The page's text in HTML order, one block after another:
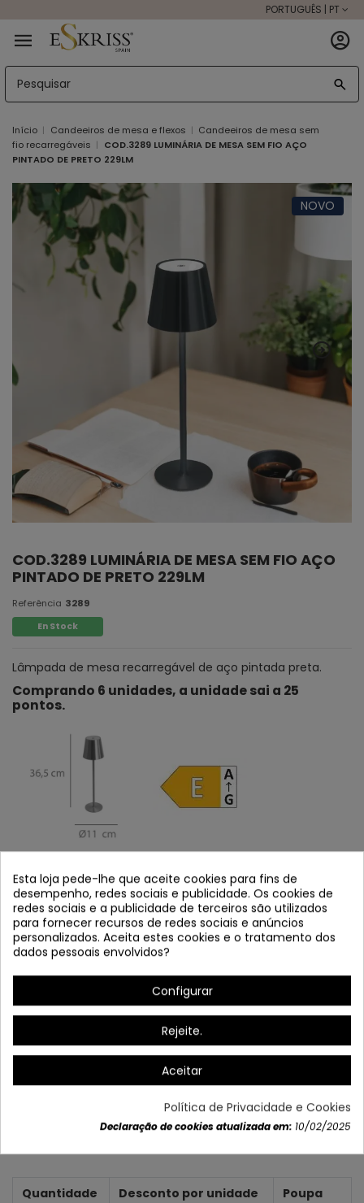
PORTUGUÊS | PT
Início Candeeiros de mesa e flexos
Candeeiros de mesa sem
fio recarregáveis
COD.3289 LUMINÁRIA DE MESA SEM FIO AÇO
PINTADO DE PRETO 229LM
NOVO
COD.3289 LUMINÁRIA DE MESA SEM FIO AÇO
PINTADO DE PRETO 229LM
Referência 3289
En Stock
Lâmpada de mesa recarregável de aço pintada preta.
Comprando 6 unidades, a unidade sai a 25
pontos.
* Toque, o tipo de carga USB C, ajustável em intensidade e
cor.
* Bateria estendida 4000 mAh
* Possibilidade de adquirir vários carregadores. (Cód.3279)
Quantidade Desconto por unidade
Poupa
Esta loja pede-lhe que aceite cookies para fins de
desempenho, redes sociais e publicidade. Os cookies de
redes sociais e a publicidade de terceiros são utilizados
para fornecer recursos de redes sociais e anúncios
personalizados. Aceita estes cookies e o tratamento dos
dados pessoais envolvidos?
Configurar
Rejeite.
Aceitar
Política de Privacidade e Cookies
Declaração de cookies atualizada em: 10/02/2025